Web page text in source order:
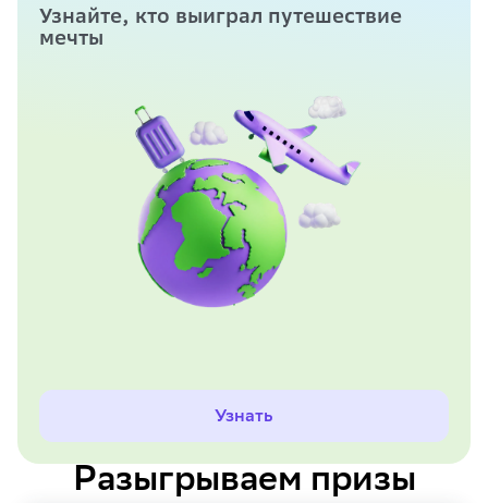
Узнайте, кто выиграл путешествие
мечты
Узнать
Разыгрываем призы